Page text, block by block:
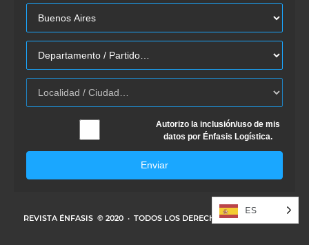
Autorizo la inclusión/uso de mis
datos por Énfasis Logística.
Enviar
REVISTA ÉNFASIS © 2020 · TODOS LOS DERECHOS RESERVADOS
ES